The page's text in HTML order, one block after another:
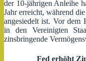
der 10-jährigen Anleihe
Jahr erreicht, während
angesiedelt ist. Vor dem
in den Vereinigten
zinsbringende
Fed erhöht